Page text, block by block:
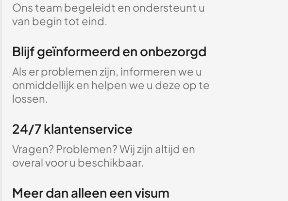
Ons team begeleidt en ondersteunt u
van begin tot eind.
Blijf geïnformeerd en onbezorgd
Als er problemen zijn, informeren we u
onmiddellijk en helpen we u deze op te
lossen.
24/7 klantenservice
Vragen? Problemen? Wij zijn altijd en
overal voor u beschikbaar.
Meer dan alleen een visum